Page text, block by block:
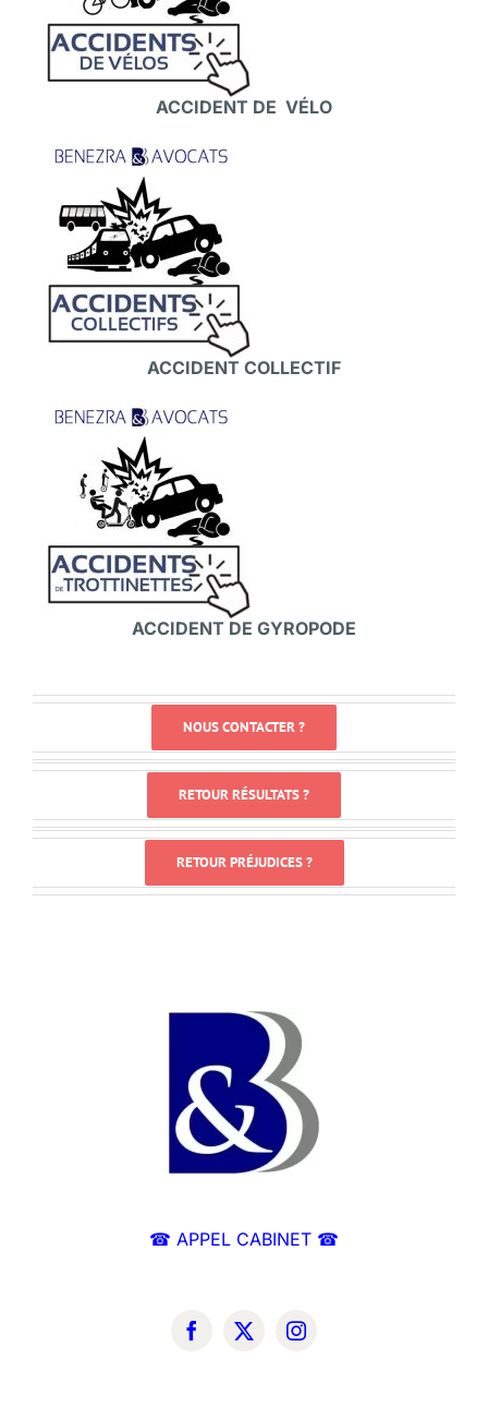
ACCIDENT DE VÉLO
ACCIDENT COLLECTIF
ACCIDENT DE GYROPODE
NOUS CONTACTER ?
RETOUR RÉSULTATS ?
RETOUR PRÉJUDICES ?
☎ APPEL CABINET ☎